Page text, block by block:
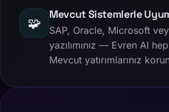
🧩
Mevcut Sistemlerle
SAP, Oracle, Microsoft
yazılımınız — Evren AI
Mevcut yatırımlarınız